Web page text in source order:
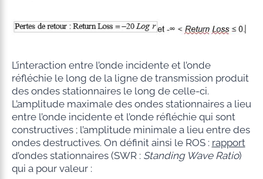
L’interaction entre l’onde incidente et l’onde
réfléchie le long de la ligne de transmission produit
des ondes stationnaires le long de celle-ci.
L’amplitude maximale des ondes stationnaires a lieu
entre l’onde incidente et l’onde réfléchie qui sont
constructives ; l’amplitude minimale a lieu entre des
ondes destructives. On définit ainsi le ROS : rapport
d’ondes stationnaires (SWR : Standing Wave Ratio)
qui a pour valeur :